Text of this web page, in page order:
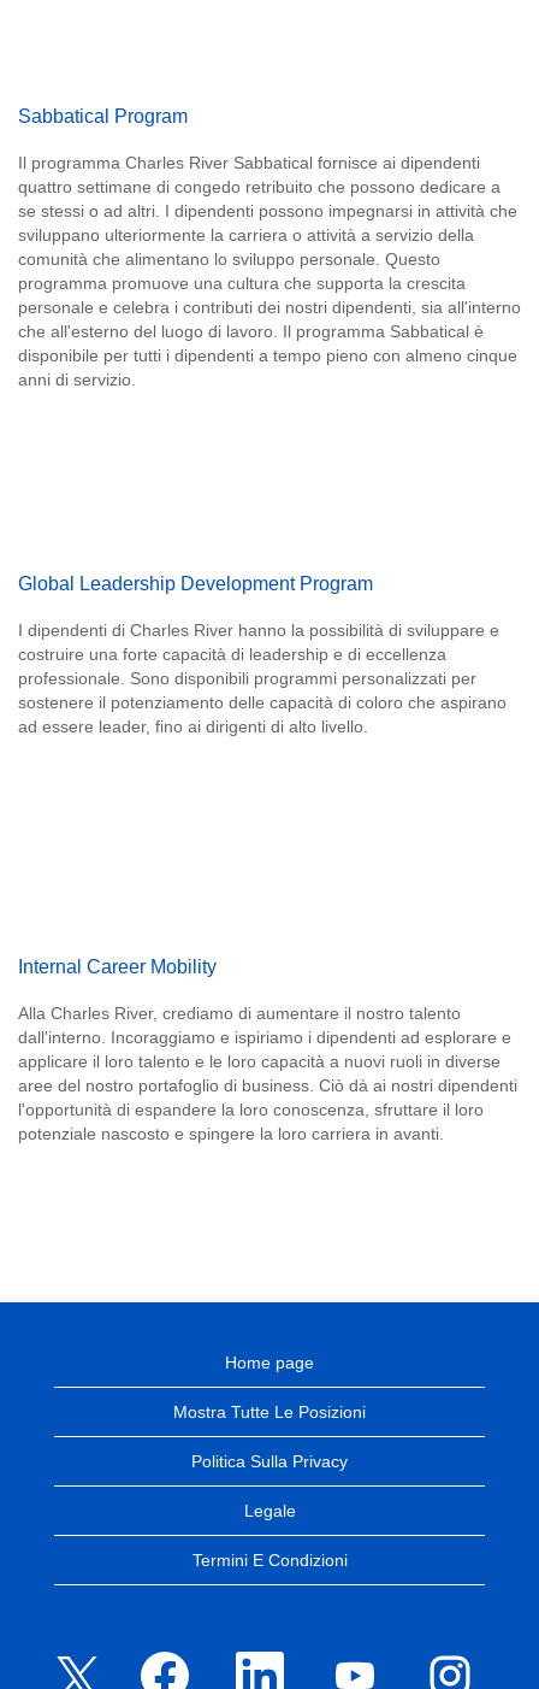
Sabbatical Program
Il programma Charles River Sabbatical fornisce ai dipendenti
quattro settimane di congedo retribuito che possono dedicare a
se stessi o ad altri. I dipendenti possono impegnarsi in attività che
sviluppano ulteriormente la carriera o attività a servizio della
comunità che alimentano lo sviluppo personale. Questo
programma promuove una cultura che supporta la crescita
personale e celebra i contributi dei nostri dipendenti, sia all'interno
che all'esterno del luogo di lavoro. Il programma Sabbatical è
disponibile per tutti i dipendenti a tempo pieno con almeno cinque
anni di servizio.
Global Leadership Development Program
I dipendenti di Charles River hanno la possibilità di sviluppare e
costruire una forte capacità di leadership e di eccellenza
professionale. Sono disponibili programmi personalizzati per
sostenere il potenziamento delle capacità di coloro che aspirano
ad essere leader, fino ai dirigenti di alto livello.
Internal Career Mobility
Alla Charles River, crediamo di aumentare il nostro talento
dall'interno. Incoraggiamo e ispiriamo i dipendenti ad esplorare e
applicare il loro talento e le loro capacità a nuovi ruoli in diverse
aree del nostro portafoglio di business. Ciò dà ai nostri dipendenti
l'opportunità di espandere la loro conoscenza, sfruttare il loro
potenziale nascosto e spingere la loro carriera in avanti.
Home page
Mostra Tutte Le Posizioni
Politica Sulla Privacy
Legale
Termini E Condizioni
S
S